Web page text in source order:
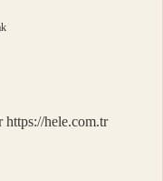
https://hele.com.tr